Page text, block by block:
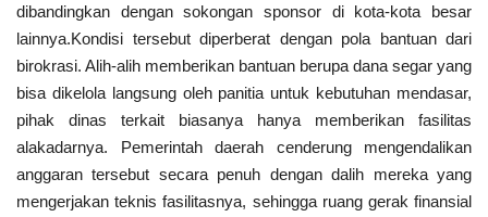
dibandingkan dengan sokongan sponsor di kota-kota besar
lainnya.Kondisi tersebut diperberat dengan pola bantuan dari
birokrasi. Alih-alih memberikan bantuan berupa dana segar yang
bisa dikelola langsung oleh panitia untuk kebutuhan mendasar,
pihak dinas terkait biasanya hanya memberikan fasilitas
alakadarnya. Pemerintah daerah cenderung mengendalikan
anggaran tersebut secara penuh dengan dalih mereka yang
mengerjakan teknis fasilitasnya, sehingga ruang gerak finansial